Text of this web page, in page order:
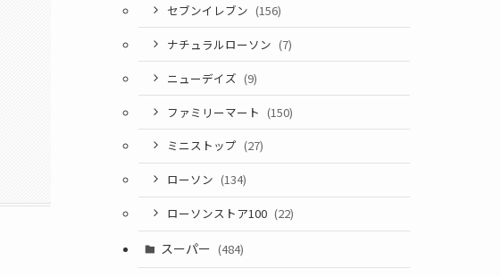
セブンイレブン (156)
ナチュラルローソン (7)
ニューデイズ (9)
ファミリーマート (150)
ミニストップ (27)
ローソン (134)
ローソンストア100 (22)
スーパー (484)